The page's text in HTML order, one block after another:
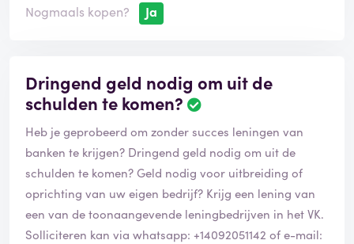
Nogmaals kopen?
Ja
Dringend geld nodig om uit de
schulden te komen?
Heb je geprobeerd om zonder succes leningen van
banken te krijgen? Dringend geld nodig om uit de
schulden te komen? Geld nodig voor uitbreiding of
oprichting van uw eigen bedrijf? Krijg een lening van
een van de toonaangevende leningbedrijven in het VK.
Solliciteren kan via whatsapp: +14092051142 of e-mail: